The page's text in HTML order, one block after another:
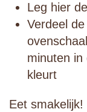
Leg hier
Verdeel
minuten in
kleurt ⁠
Eet smakelijk!